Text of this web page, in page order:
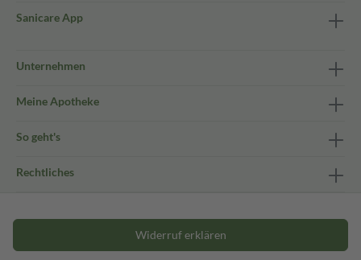
Sanicare App
Unternehmen
Meine Apotheke
So geht's
Rechtliches
Widerruf erklären